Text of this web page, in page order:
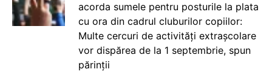
acorda sumele pentru posturile la plata
cu ora din cadrul cluburilor copiilor:
Multe cercuri de activități extrașcolare
vor dispărea de la 1 septembrie, spun
părinții